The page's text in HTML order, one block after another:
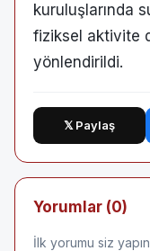
kuruluşlarında
fiziksel aktivite
yönlendirildi.
𝕏 Paylaş
Yorumlar (0)
İlk yorumu siz